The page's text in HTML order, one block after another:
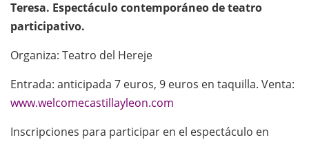
Teresa. Espectáculo contemporáneo de teatro
participativo.
Organiza: Teatro del Hereje
Entrada: anticipada 7 euros, 9 euros en taquilla. Venta:
www.welcomecastillayleon.com
Inscripciones para participar en el espectáculo en